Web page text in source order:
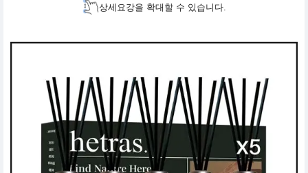
상세요강을 확대할 수 있습니다.